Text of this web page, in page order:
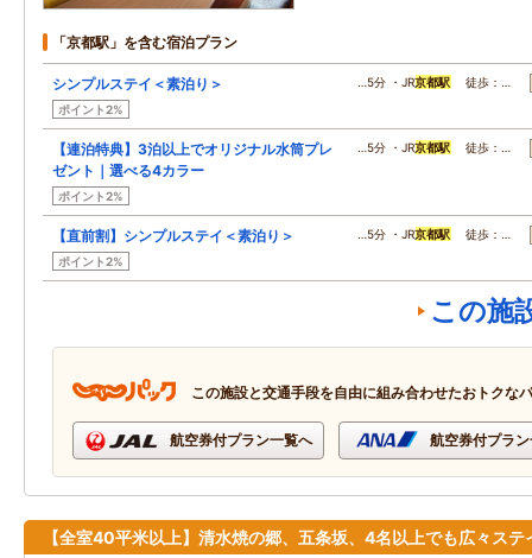
「京都駅」を含む宿泊プラン
シンプルステイ＜素泊り＞
ポイント2%
…5分 ・JR京都駅 徒歩：…
【連泊特典】3泊以上でオリジナル水筒プレ
ゼント｜選べる4カラー
ポイント2%
…5分 ・JR京都駅 徒歩：…
【直前割】シンプルステイ＜素泊り＞
ポイント2%
…5分 ・JR京都駅 徒歩：…
この施
この施設と交通手段を自由に組み合わせたおトクな
航空券付プラン一覧へ 航空券付プラ
【全室40平米以上】清水焼の郷、五条坂、4名以上でも広々ステ